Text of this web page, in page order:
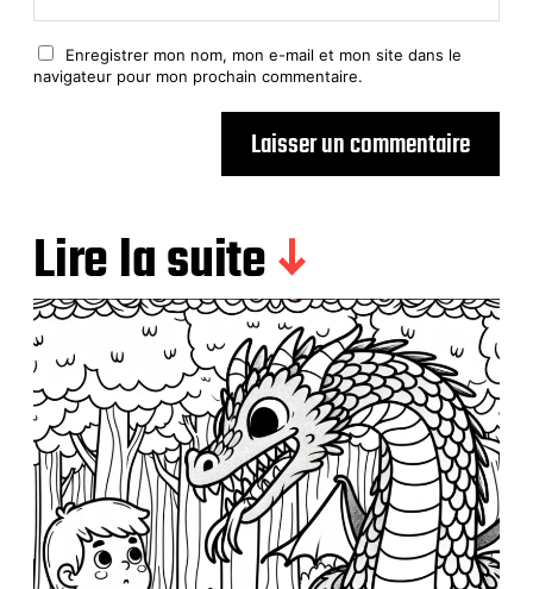
Enregistrer mon nom, mon e-mail et mon site dans le
navigateur pour mon prochain commentaire.
Lire la suite